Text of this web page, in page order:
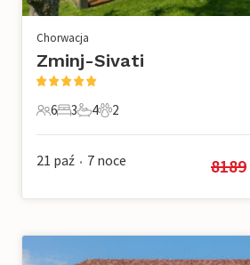
Chorwacja
Zminj-Sivati
6 Goście
6
3 Sypialnie
3
4 Łazienki
4
2 Zwierzęta domowe
2
21 paź • 7 noce 8189